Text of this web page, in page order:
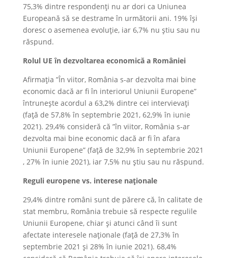
75,3% dintre respondenți nu ar dori ca Uniunea
Europeană să se destrame în următorii ani. 19% își
doresc o asemenea evoluție, iar 6,7% nu știu sau nu
răspund.
Rolul UE în dezvoltarea economică a României
Afirmația ”În viitor, România s-ar dezvolta mai bine
economic dacă ar fi în interiorul Uniunii Europene”
întrunește acordul a 63,2% dintre cei intervievați
(față de 57,8% în septembrie 2021, 62,9% în iunie
2021). 29,4% consideră că ”în viitor, România s-ar
dezvolta mai bine economic dacă ar fi în afara
Uniunii Europene” (față de 32,9% în septembrie 2021
, 27% în iunie 2021), iar 7,5% nu știu sau nu răspund.
Reguli europene vs. interese naționale
29,4% dintre români sunt de părere că, în calitate de
stat membru, România trebuie să respecte regulile
Uniunii Europene, chiar și atunci când îi sunt
afectate interesele naționale (față de 27,3% în
septembrie 2021 și 28% în iunie 2021). 68,4%